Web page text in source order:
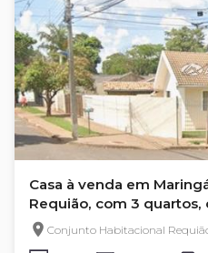
Casa à venda em
Requião, com 3 quartos,
Conjunto Habitacional